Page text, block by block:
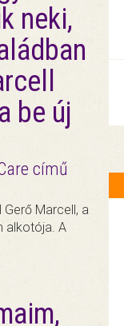
neki,
be új
című
Marcell, a
alkotója. A